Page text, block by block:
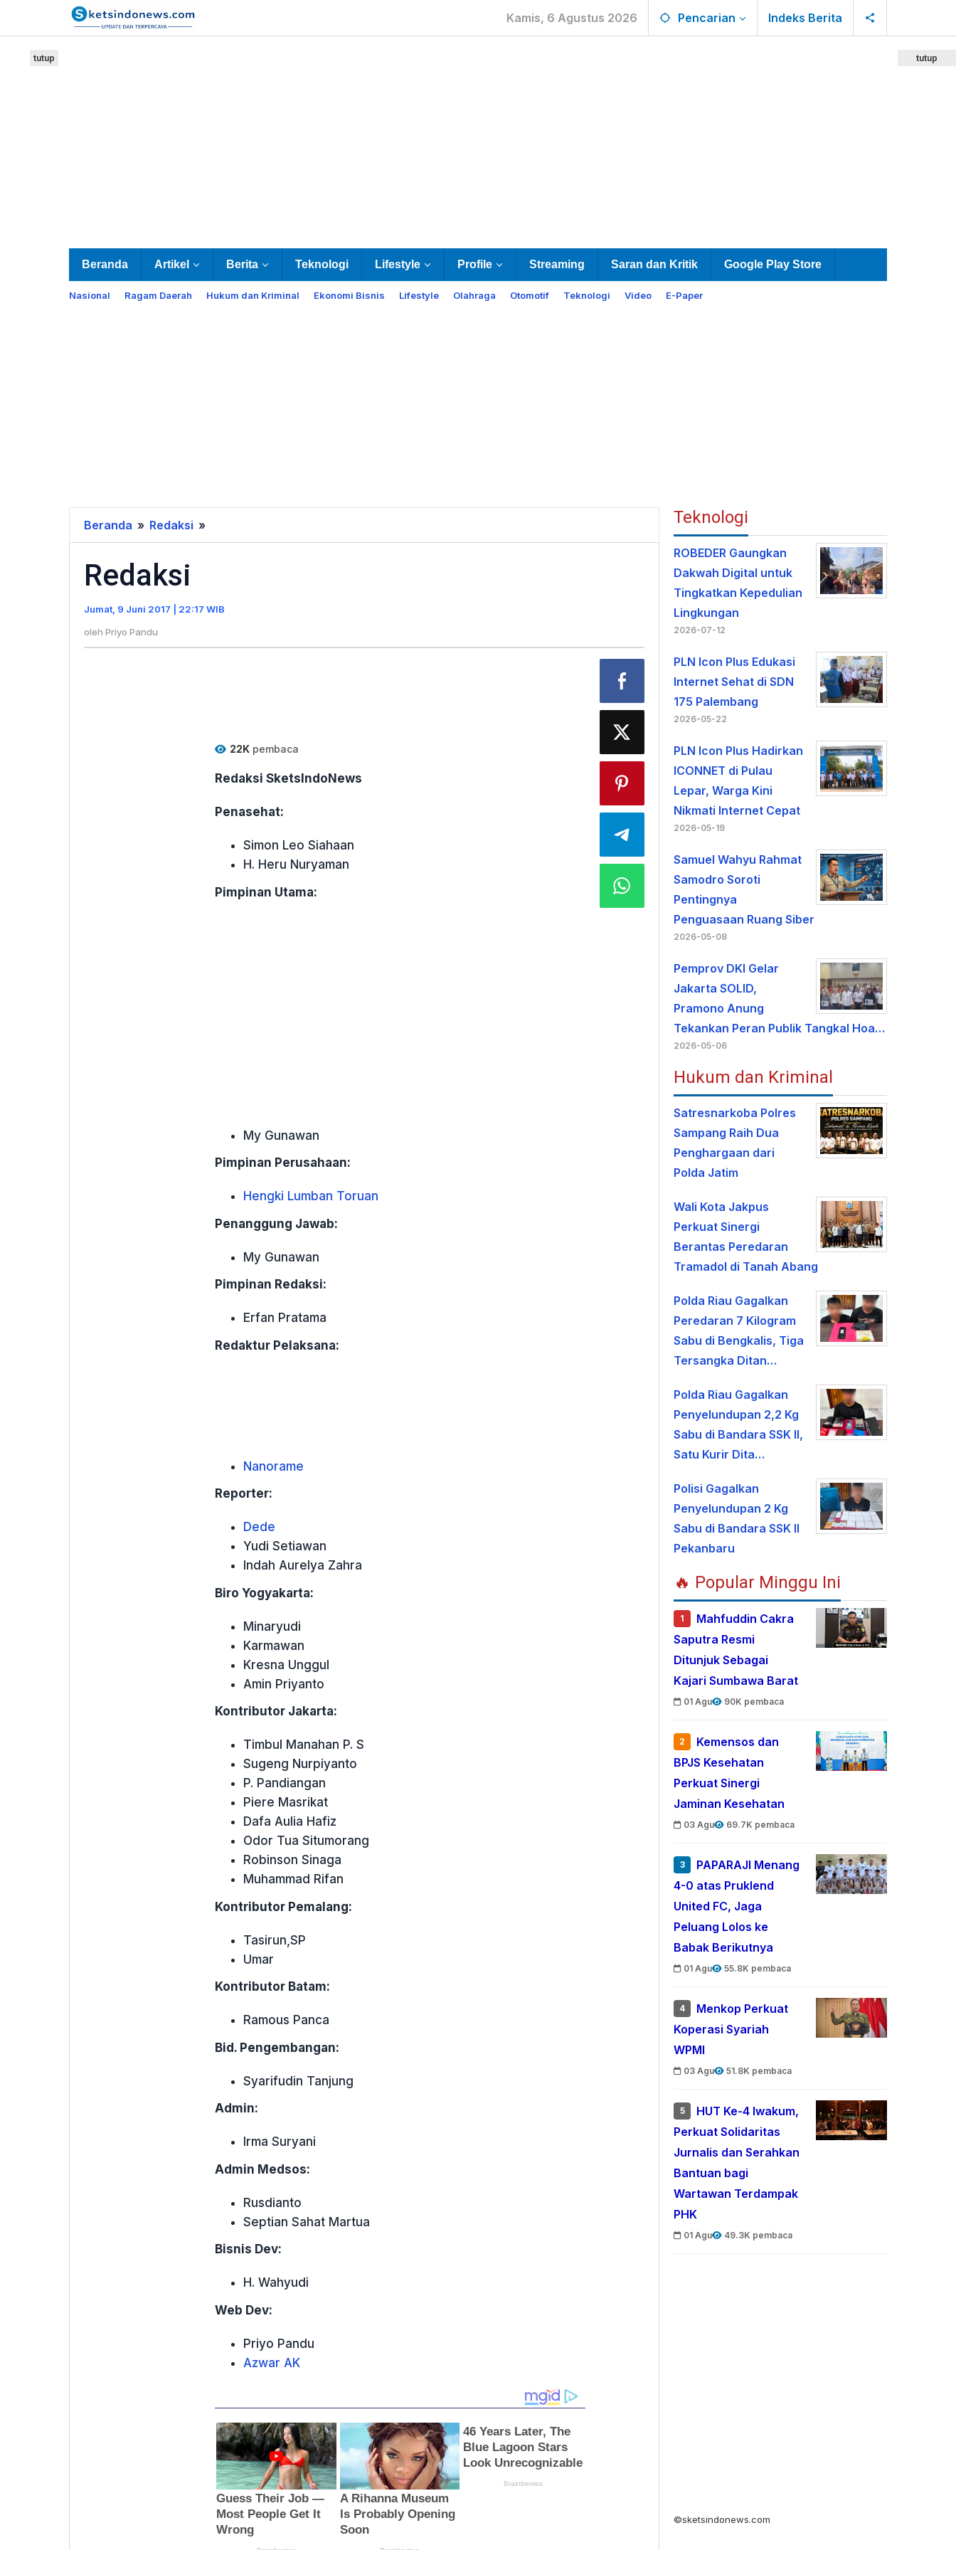
Kamis, 6 Agustus 2026 Pencarian Indeks Berita
Beranda Artikel Berita Teknologi Lifestyle Profile Streaming Saran dan Kritik Google Play Store
Nasional Ragam Daerah Hukum dan Kriminal Ekonomi Bisnis Lifestyle Olahraga Otomotif Teknologi Video E-Paper
tutup tutup
Beranda » Redaksi »
Redaksi
Jumat, 9 Juni 2017 | 22:17 WIB
oleh Priyo Pandu
22Kpembaca
Redaksi SketsIndoNews
Penasehat:
Simon Leo Siahaan
H. Heru Nuryaman
Pimpinan Utama:
My Gunawan
Pimpinan Perusahaan:
Hengki Lumban Toruan
Penanggung Jawab:
My Gunawan
Pimpinan Redaksi:
Erfan Pratama
Redaktur Pelaksana:
Nanorame
Reporter:
Dede
Yudi Setiawan
Indah Aurelya Zahra
Biro Yogyakarta:
Minaryudi
Karmawan
Kresna Unggul
Amin Priyanto
Kontributor Jakarta:
Timbul Manahan P. S
Sugeng Nurpiyanto
P. Pandiangan
Piere Masrikat
Dafa Aulia Hafiz
Odor Tua Situmorang
Robinson Sinaga
Muhammad Rifan
Kontributor Pemalang:
Tasirun,SP
Umar
Kontributor Batam:
Ramous Panca
Bid. Pengembangan:
Syarifudin Tanjung
Admin:
Irma Suryani
Admin Medsos:
Rusdianto
Septian Sahat Martua
Bisnis Dev:
H. Wahyudi
Web Dev:
Priyo Pandu
Azwar AK
Teknologi
ROBEDER Gaungkan
Dakwah Digital untuk
Tingkatkan Kepedulian
Lingkungan
2026-07-12
PLN Icon Plus Edukasi
Internet Sehat di SDN
175 Palembang
2026-05-22
PLN Icon Plus Hadirkan
ICONNET di Pulau
Lepar, Warga Kini
Nikmati Internet Cepat
2026-05-19
Samuel Wahyu Rahmat
Samodro Soroti
Pentingnya
Penguasaan Ruang Siber
2026-05-08
Pemprov DKI Gelar
Jakarta SOLID,
Pramono Anung
Tekankan Peran Publik Tangkal Hoa…
2026-05-06
Hukum dan Kriminal
Satresnarkoba Polres
Sampang Raih Dua
Penghargaan dari
Polda Jatim
Wali Kota Jakpus
Perkuat Sinergi
Berantas Peredaran
Tramadol di Tanah Abang
Polda Riau Gagalkan
Peredaran 7 Kilogram
Sabu di Bengkalis, Tiga
Tersangka Ditan…
Polda Riau Gagalkan
Penyelundupan 2,2 Kg
Sabu di Bandara SSK II,
Satu Kurir Dita…
Polisi Gagalkan
Penyelundupan 2 Kg
Sabu di Bandara SSK II
Pekanbaru
🔥 Popular Minggu Ini
1
Mahfuddin Cakra
Saputra Resmi
Ditunjuk Sebagai
Kajari Sumbawa Barat
01 Agu 90K pembaca
2
Kemensos dan
BPJS Kesehatan
Perkuat Sinergi
Jaminan Kesehatan
03 Agu 69.7K pembaca
3
PAPARAJI Menang
4-0 atas Pruklend
United FC, Jaga
Peluang Lolos ke
Babak Berikutnya
01 Agu 55.8K pembaca
4
Menkop Perkuat
Koperasi Syariah
WPMI
03 Agu 51.8K pembaca
5
HUT Ke-4 Iwakum,
Perkuat Solidaritas
Jurnalis dan Serahkan
Bantuan bagi
Wartawan Terdampak
PHK
01 Agu 49.3K pembaca
©sketsindonews.com